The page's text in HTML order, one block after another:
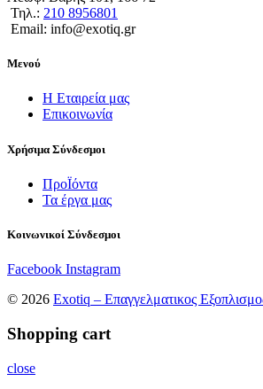
Τηλ.: 210 8956801
Email: info@exotiq.gr
Μενού
Η Εταιρεία μας
Επικοινωνία
Χρήσιμα Σύνδεσμοι
ΠροΪόντα
Τα έργα μας
Κοινωνικοί Σύνδεσμοι
Facebook Instagram
© 2026 Exotiq – Επαγγελματικος
Shopping cart
close